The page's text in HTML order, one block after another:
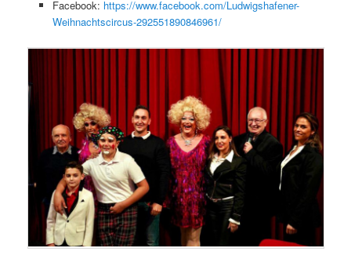
Facebook: https://www.facebook.com/Ludwigshafener-
Weihnachtscircus-292551890846961/